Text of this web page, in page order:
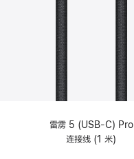
雷雳 5 (USB-C) Pro
连接线 (1 米)